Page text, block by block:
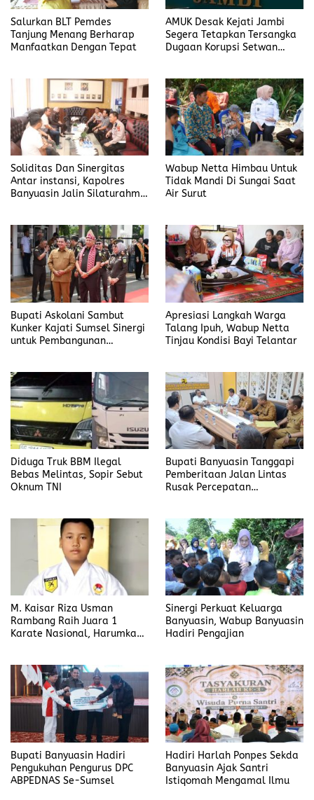
Salurkan BLT Pemdes
Tanjung Menang Berharap
Manfaatkan Dengan Tepat
AMUK Desak Kejati Jambi
Segera Tetapkan Tersangka
Dugaan Korupsi Setwan
Soliditas Dan Sinergitas
Antar instansi, Kapolres
Banyuasin Jalin Silaturahmi
Wabup Netta Himbau Untuk
Tidak Mandi Di Sungai Saat
Air Surut
Bupati Askolani Sambut
Kunker Kajati Sumsel Sinergi
untuk Pembangunan
Apresiasi Langkah Warga
Talang Ipuh, Wabup Netta
Tinjau Kondisi Bayi Telantar
Diduga Truk BBM Ilegal
Bebas Melintas, Sopir Sebut
Oknum TNI
Bupati Banyuasin Tanggapi
Pemberitaan Jalan Lintas
Rusak Percepatan
M. Kaisar Riza Usman
Rambang Raih Juara 1
Karate Nasional, Harumkan
Sinergi Perkuat Keluarga
Banyuasin, Wabup Banyuasin
Hadiri Pengajian
Bupati Banyuasin Hadiri
Pengukuhan Pengurus DPC
ABPEDNAS Se-Sumsel
Hadiri Harlah Ponpes Sekda
Banyuasin Ajak Santri
Istiqomah Mengamal Ilmu